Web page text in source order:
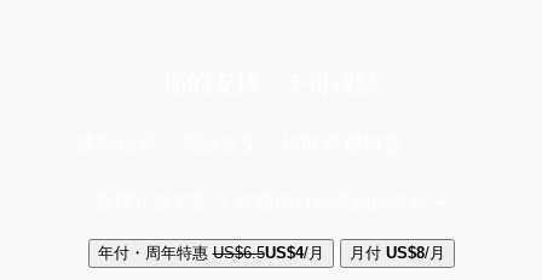
年付・周年特惠 US$6.5US$4/月 月付 US$8/月